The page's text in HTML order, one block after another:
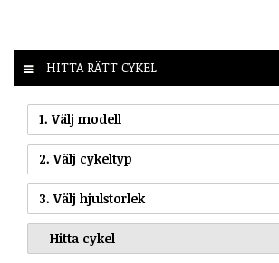
HITTA RÄTT CYKEL
1. Välj modell
2. Välj cykeltyp
3. Välj hjulstorlek